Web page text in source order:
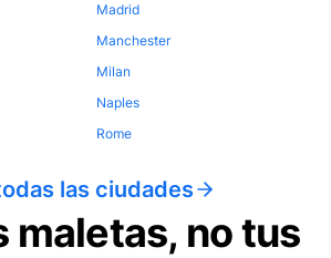
Madrid
Manchester
Milan
Naples
Rome
las ciudades
maletas, no tus